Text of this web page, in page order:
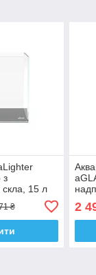
з
скла, 15 л
₴ 2